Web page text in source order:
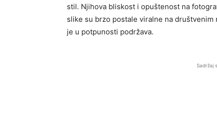
stil. Njihova bliskost i opuštenost na
slike su brzo postale viralne na
je u potpunosti podržava.
Sadržaj